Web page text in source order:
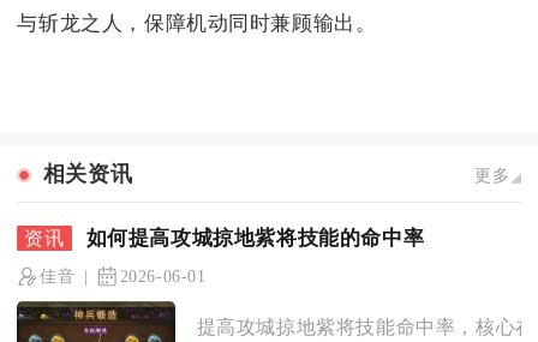
与斩龙之人，保障机动同时兼顾输出。
相关资讯 更多
如何提高攻城掠地紫将技能的命中率
佳音 2026-06-01
提高攻城掠地紫将技能命中率，核心